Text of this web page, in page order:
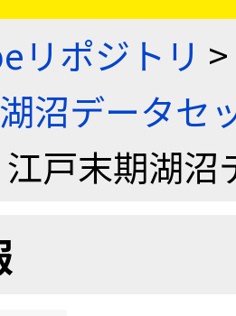
リポジトリ >
沼データセ
戸末期湖沼